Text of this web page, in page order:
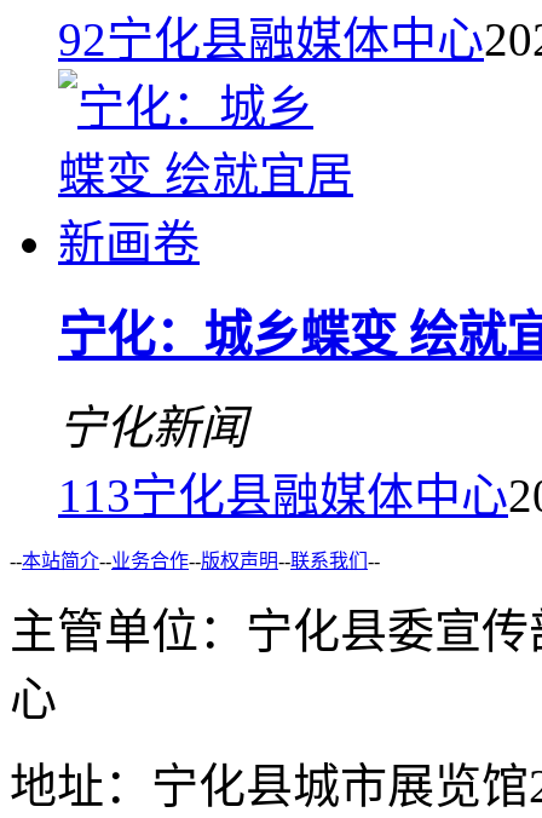
92宁化县融媒体中心
宁化：城乡蝶变 绘就
宁化新闻
113宁化县融媒体中心
--本站简介--业务合作--版权声明--联系我们 --
主管单位：宁化县委宣
心
地址：宁化县城市展览馆